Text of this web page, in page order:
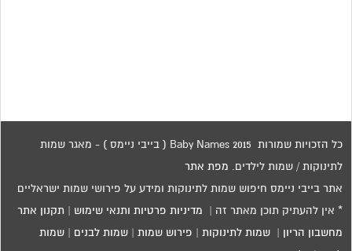
כל הזכויות שמורות 2015 Baby Names ( בייבי ניימס ) - מאגר שמות
לתינוקות / שמות לילדים. מפת אתר
אתר בייבי ניימס חיפוש שמות לתינוקות ומידע על פירושי שמות ישראליים
* אין להעתיק תוכן מאתר זה | מדיניות פרטיות ותנאי שימוש תקנון אתר
מחשבון הריון |שמות לתינוקות פירוש שמות |שמות לבנים |שמות